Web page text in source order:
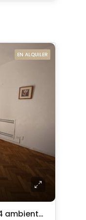
EN ALQUILER
Alquiler departamento 4 ambientes en Palermo Chico